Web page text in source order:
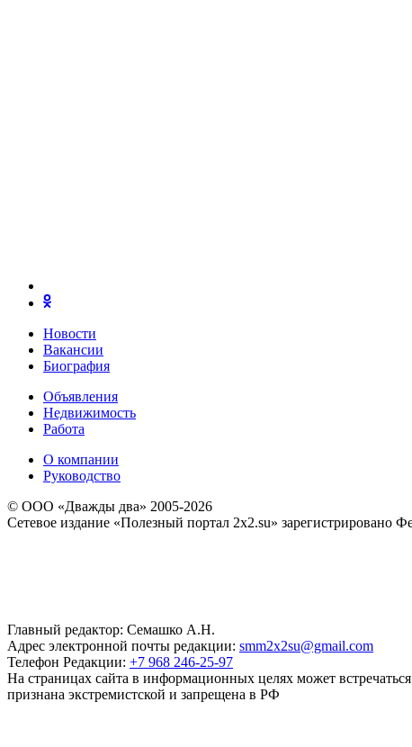
Новости
Вакансии
Биография
Объявления
Недвижимость
Работа
О компании
Руководство
© ООО «Дважды два» 2005-2026
Сетевое издание «Полезный портал 2x2.su»
Главный редактор: Семашко А.Н.
Адрес электронной почты редакции: smm2x2su@gmail.com
Телефон Редакции: +7 968 246-25-97
На страницах сайта в информационных целях может
признана экстремистской и запрещена в РФ